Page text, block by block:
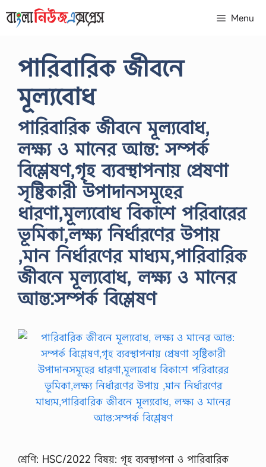
to
Menu
পারিবারিক জীবনে
মূল্যবােধ
পারিবারিক জীবনে মূল্যবােধ,
লক্ষ্য ও মানের আন্ত: সম্পর্ক
বিশ্লেষণ,গৃহ ব্যবস্থাপনায় প্রেষণা
সৃষ্টিকারী উপাদানসমূহের
ধারণা,মূল্যবােধ বিকাশে পরিবারের
ভূমিকা,লক্ষ্য নির্ধারণের উপায়
,মান নির্ধারণের মাধ্যম,পারিবারিক
জীবনে মূল্যবােধ, লক্ষ্য ও মানের
আন্ত:সম্পর্ক বিশ্লেষণ
শ্রেণি: HSC/2022 বিষয়: গৃহ ব্যবস্থাপনা ও পারিবারিক